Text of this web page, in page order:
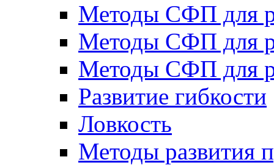
Методы СФП для
Методы СФП для
Методы СФП для
Развитие гибкости
Ловкость
Методы развития